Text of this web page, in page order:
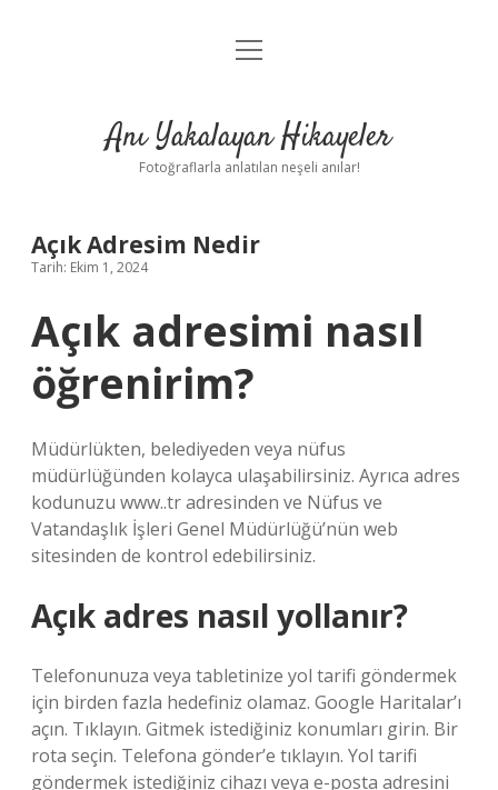
Anasayfa
Yasal Uyarı
menüyü
Anı Yakalayan Hikayeler
Fotoğraflarla anlatılan neşeli anılar!
Açık Adresim Nedir
Tarih: Ekim 1, 2024
Açık adresimi nasıl
öğrenirim?
Müdürlükten, belediyeden veya nüfus
müdürlüğünden kolayca ulaşabilirsiniz. Ayrıca adres
kodunuzu www..tr adresinden ve Nüfus ve
Vatandaşlık İşleri Genel Müdürlüğü’nün web
sitesinden de kontrol edebilirsiniz.
Açık adres nasıl yollanır?
Telefonunuza veya tabletinize yol tarifi göndermek
için birden fazla hedefiniz olamaz. Google Haritalar’ı
açın. Tıklayın. Gitmek istediğiniz konumları girin. Bir
rota seçin. Telefona gönder’e tıklayın. Yol tarifi
göndermek istediğiniz cihazı veya e-posta adresini